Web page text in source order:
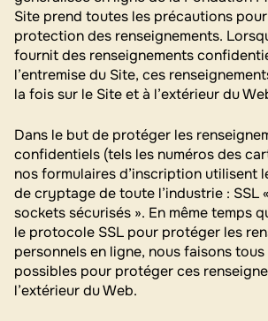
Site prend toutes les précautions
protection des renseignements.
fournit des renseignements
l’entremise du Site, ces
la fois sur le Site et à l’extérieur du
Dans le but de protéger les
confidentiels (tels les numéros des
nos formulaires d’inscription utilisent
de cryptage de toute l’industrie : SSL
sockets sécurisés ». En même temps
le protocole SSL pour protéger les
personnels en ligne, nous faisons
possibles pour protéger ces
l’extérieur du Web.